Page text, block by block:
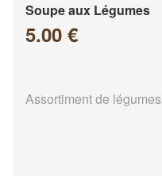
Soupe aux Légumes
5.00 €
Assortiment de légumes